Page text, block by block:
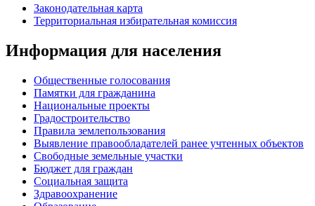
Законодательная карта
Территориальная избирательная комиссия
Информация для населения
Общественные голосования
Памятки для гражданина
Национальные проекты
Градостроительство
Правила землепользования
Выявление правообладателей ранее учтенных объектов
Свободные земельные участки
Бюджет для граждан
Социальная защита
Здравоохранение